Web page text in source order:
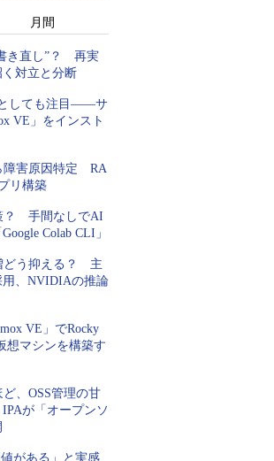
月間
き直し”？ 再実
対立と分断
としても注目――サ
VE」をインスト
障害原因特定 RA
リ構築
？ 手間なしでAI
Colab CLI」
どう抑える？ 主
、NVIDIAの推論
VE」でRocky
想マシンを構築す
、OSS管理の甘
が「オープンソ
がある」と実感